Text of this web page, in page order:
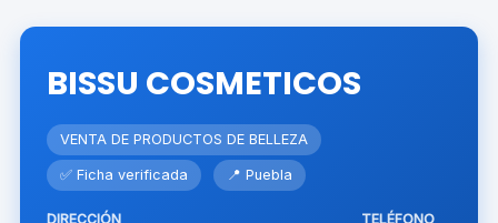
BISSU COSMETICOS
VENTA DE PRODUCTOS DE BELLEZA
✅ Ficha verificada 📍 Puebla
DIRECCIÓN TELÉFONO